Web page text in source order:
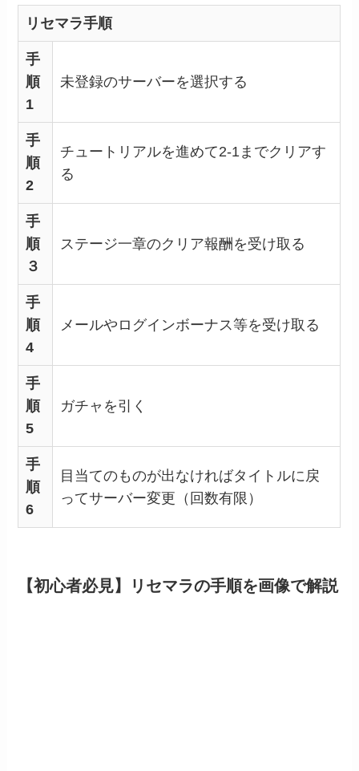
リセマラ手順
手
順
1
未登録のサーバーを選択する
手
順
2
チュートリアルを進めて2-1までクリアす
る
手
順
３
ステージ一章のクリア報酬を受け取る
手
順
4
メールやログインボーナス等を受け取る
手
順
5
ガチャを引く
手
順
6
目当てのものが出なければタイトルに戻
ってサーバー変更（回数有限）
【初心者必見】リセマラの手順を画像で解説